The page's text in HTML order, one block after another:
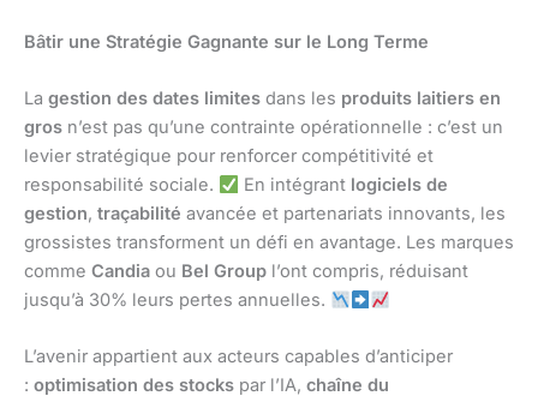
Bâtir une Stratégie Gagnante sur le Long Terme
La gestion des dates limites dans les produits laitiers en
gros n’est pas qu’une contrainte opérationnelle : c’est un
levier stratégique pour renforcer compétitivité et
responsabilité sociale.
En intégrant logiciels de
gestion, traçabilité avancée et partenariats innovants, les
grossistes transforment un défi en avantage. Les marques
comme Candia ou Bel Group l’ont compris, réduisant
jusqu’à 30% leurs pertes annuelles.
L’avenir appartient aux acteurs capables d’anticiper
: optimisation des stocks par l’IA, chaîne du